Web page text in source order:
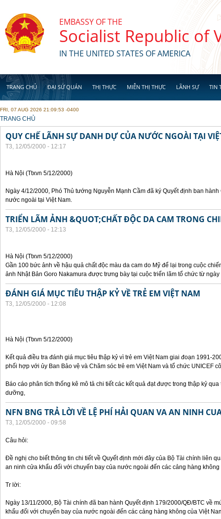
EMBASSY OF THE
Socialist Republic of
IN THE UNITED STATES OF AMERICA
TRANG CHỦ ĐẠI SỨ QUÁN THỊ THỰC MIỄN THỊ THỰC LÃNH SỰ TIN
FRI, 07 AUG 2026 21:09:53 -0400
YOU ARE HERE
TRANG CHỦ
QUY CHẾ LÃNH SỰ DANH DỰ CỦA NƯỚC NGOÀI TẠI
T3, 12/05/2000 - 12:17
Hà Nội (Ttxvn 5/12/2000)
Ngày 4/12/2000, Phó Thủ tướng Nguyễn Mạnh Cầm đã ký Quyết định ban
nước ngoài tại Việt Nam.
TRIỂN LÃM ẢNH &QUOT;CHẤT ĐỘC DA CAM TRONG
T3, 12/05/2000 - 12:13
Hà Nội (Ttxvn 5/12/2000)
Gần 100 bức ảnh về hậu quả chất độc màu da cam do Mỹ để lại trong cuộc
ảnh Nhật Bản Goro Nakamura được trưng bày tại cuộc triển lãm tổ chức từ
ĐÁNH GIÁ MỤC TIÊU THẬP KỶ VỀ TRẺ EM VIỆT NAM
T3, 12/05/2000 - 12:08
Hà Nội (Ttxvn 5/12/2000)
Kết quả điều tra đánh giá mục tiêu thập kỷ vì trẻ em Việt Nam giai đoạn 1991-
phối hợp với ủy Ban Bảo vệ và Chăm sóc trẻ em Việt Nam và tổ chức UNICEF
Báo cáo phân tích thống kê mô tả chi tiết các kết quả đạt được trong thập kỷ
dưỡng,
NFN BNG TRẢ LỜI VỀ LỆ PHÍ HẢI QUAN VA AN NINH
T3, 12/05/2000 - 09:58
Câu hỏi:
Đề nghị cho biết thông tin chi tiết về Quyết định mới đây của Bộ Tài chính liên
an ninh cửa khẩu đối với chuyến bay của nước ngoài đến các cảng hàng không
Tr lời:
Ngày 13/11/2000, Bộ Tài chính đã ban hành Quyết định 179/2000/QĐ/BTC về
khẩu đối với chuyến bay của nước ngoài đến các cảng hàng không của Việt